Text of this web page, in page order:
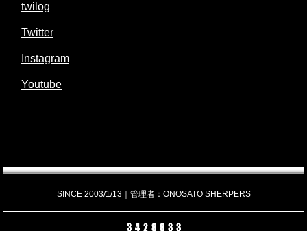
twilog
Twitter
Instagram
Youtube
SINCE 2003/1/13｜管理者：ONOSATO SHERPERS